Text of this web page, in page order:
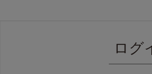
ログ